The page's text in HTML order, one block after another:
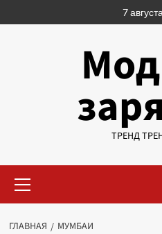
к
7
ТРЕНД
меню
ГЛАВНАЯ МУМБАИ